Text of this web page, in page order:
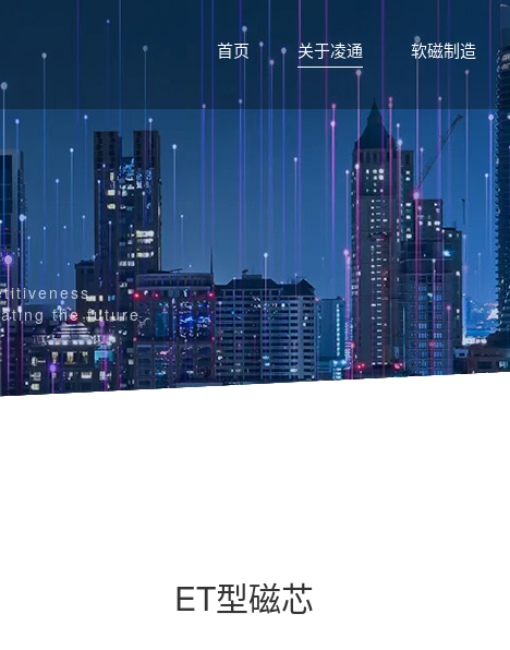
首页 关于凌通 软磁制造
the future
ET型磁芯